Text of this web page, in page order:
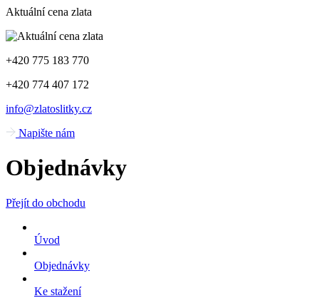
Aktuální cena zlata
+420 775 183 770
+420 774 407 172
info@zlatoslitky.cz
Napište nám
Objednávky
Přejít do obchodu
Úvod
Objednávky
Ke stažení